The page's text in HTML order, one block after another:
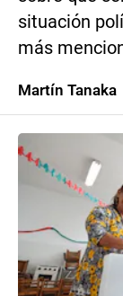
situación
más
Martín Tanaka